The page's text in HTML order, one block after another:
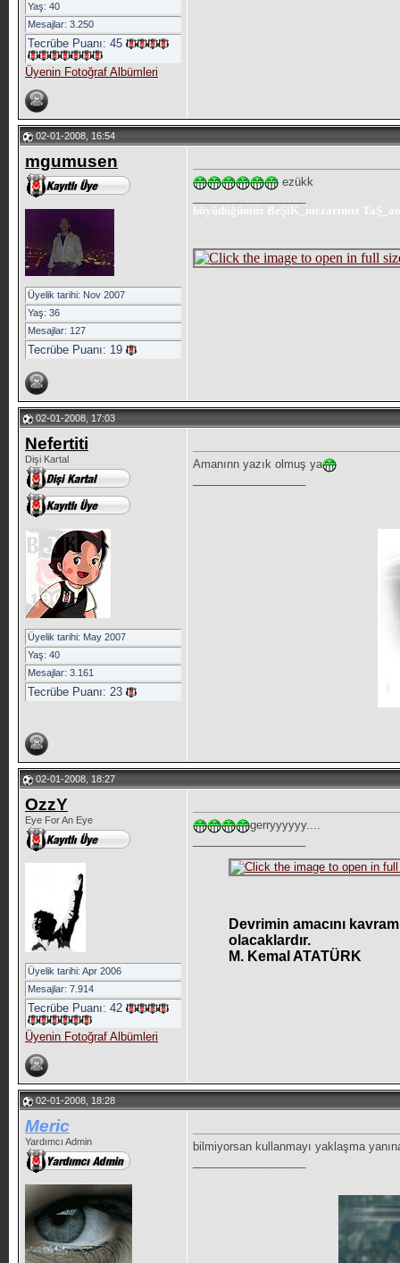
Yaş: 40
Mesajlar: 3.250
Tecrübe Puanı: 45
Üyenin Fotoğraf Albümleri
02-01-2008, 16:54
mgumusen
Üyelik tarihi: Nov 2007
Yaş: 36
Mesajlar: 127
Tecrübe Puanı: 19
ezükk
büyüdüğümüz BeŞiK_mezarımız
02-01-2008, 17:03
Nefertiti
Dişi Kartal
Üyelik tarihi: May 2007
Yaş: 40
Mesajlar: 3.161
Tecrübe Puanı: 23
Amanınn yazık olmuş ya
02-01-2008, 18:27
OzzY
Eye For An Eye
Üyelik tarihi: Apr 2006
Mesajlar: 7.914
Tecrübe Puanı: 42
Üyenin Fotoğraf Albümleri
gerryyyyyy....
Devrimin amacını
olacaklardır.
M. Kemal ATATÜRK
02-01-2008, 18:28
Meric
Yardımcı Admin
bilmiyorsan kullanmayı yaklaşma